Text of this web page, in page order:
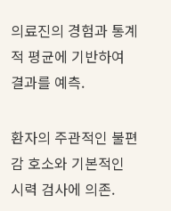
의료진의 경험과 통계
적 평균에 기반하여
결과를 예측.
환자의 주관적인 불편
감 호소와 기본적인
시력 검사에 의존.